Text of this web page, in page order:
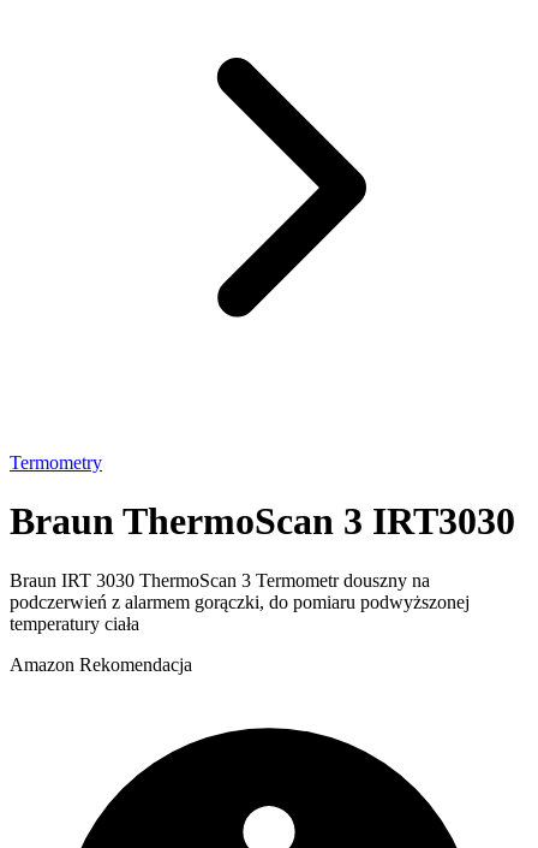
Termometry
Braun ThermoScan 3 IRT3030
Braun IRT 3030 ThermoScan 3 Termometr douszny na
podczerwień z alarmem gorączki, do pomiaru podwyższonej
temperatury ciała
Amazon Rekomendacja